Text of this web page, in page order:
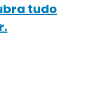
tudo